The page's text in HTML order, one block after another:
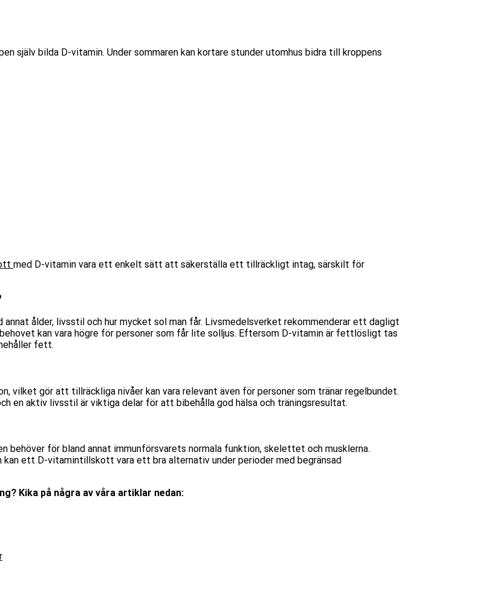
själv bilda D-vitamin. Under sommaren kan kortare stunder utomhus bidra till kroppens
med D-vitamin vara ett enkelt sätt att säkerställa ett tillräckligt intag, särskilt för
annat ålder, livsstil och hur mycket sol man får. Livsmedelsverket rekommenderar ett dagligt
kan vara högre för personer som får lite solljus. Eftersom D-vitamin är fettlösligt tas
fett.
vilket gör att tillräckliga nivåer kan vara relevant även för personer som tränar regelbundet.
en aktiv livsstil är viktiga delar för att bibehålla god hälsa och träningsresultat.
behöver för bland annat immunförsvarets normala funktion, skelettet och musklerna.
kan ett D-vitamintillskott vara ett bra alternativ under perioder med begränsad
Kika på några av våra artiklar nedan: